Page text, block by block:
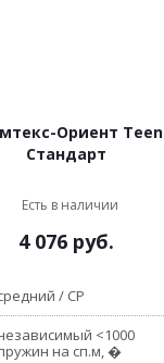
Ориент Teen
Стандарт
Есть в наличии
4 076руб.
/ СР
<1000
на сп.м, �